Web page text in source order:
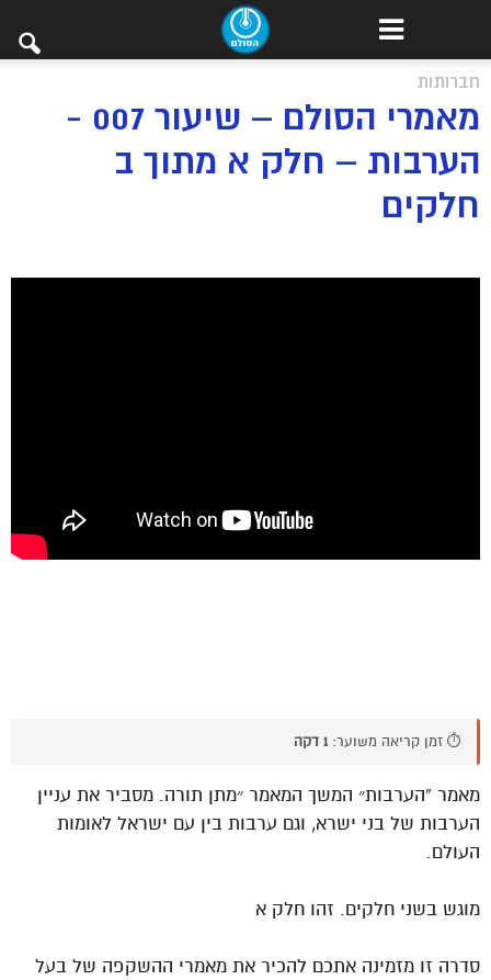
חברותות
מאמרי הסולם – שיעור 007 -
הערבות – חלק א מתוך ב
חלקים
⏱️ זמן קריאה משוער: 1 דקה
מאמר “הערבות״ המשך המאמר ״מתן תורה. מסביר את עניין
הערבות של בני ישרא, וגם ערבות בין עם ישראל לאומות
העולם.
מוגש בשני חלקים. זהו חלק א
סדרה זו מזמינה אתכם להכיר את מאמרי ההשקפה של בעל